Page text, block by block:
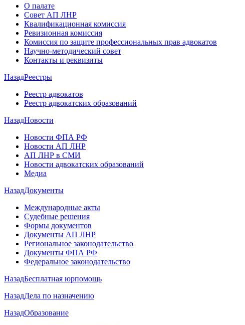
О палате
Совет АП ЛНР
Квалификационная комиссия
Ревизионная комиссия
Комиссия по защите профессиональных прав адвокатов
Научно-методический совет
Контакты и реквизиты
НазадРеестры
Реестр адвокатов
Реестр адвокатских образований
НазадНовости
Новости ФПА РФ
Новости АП ЛНР
АП ЛНР в СМИ
Новости адвокатских образований
Медиа
НазадДокументы
Международные акты
Судебные решения
Формы документов
Документы АП ЛНР
Региональное законодательство
Документы ФПА РФ
Федеральное законодательство
НазадБесплатная юрпомощь
НазадДела по назначению
НазадОбразование